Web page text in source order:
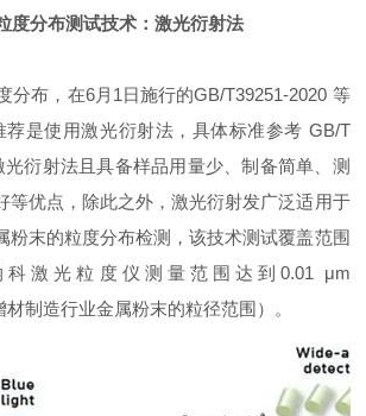
度分布测试技术：激光衍射法
分布，在6月1日施行的GB/T39251-2020 等
荐是使用激光衍射法，具体标准参考 GB/T
光衍射法且具备样品用量少、制备简单、测
等优点，除此之外，激光衍射发广泛适用于
粉末的粒度分布检测，该技术测试覆盖范围
激光粒度仪测量范围达到0.01 μm
制造行业金属粉末的粒径范围）。